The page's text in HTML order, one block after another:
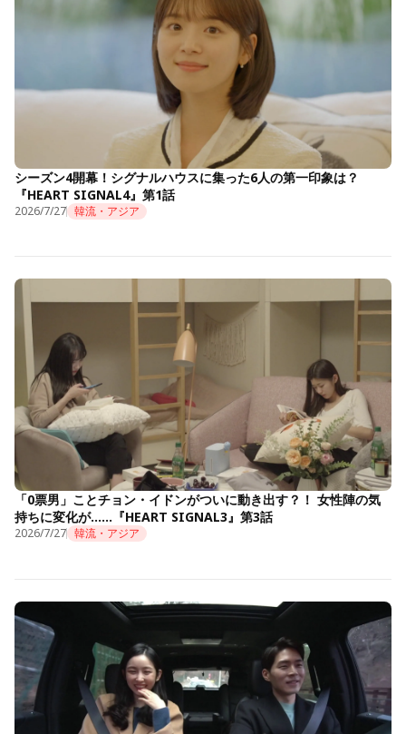
シーズン4開幕！シグナルハウスに集った6人の第一印象は？
『HEART SIGNAL4』第1話
2026/7/27 韓流・アジア
「0票男」ことチョン・イドンがついに動き出す？！ 女性陣の気
持ちに変化が……『HEART SIGNAL3』第3話
2026/7/27 韓流・アジア